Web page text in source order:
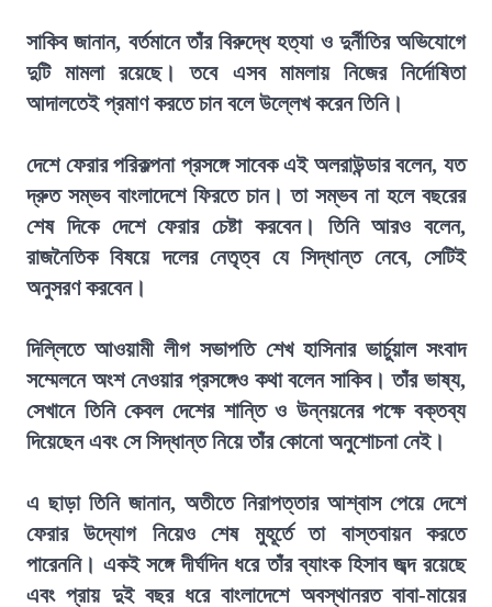
সাকিব জানান, বর্তমানে তাঁর বিরুদ্ধে হত্যা ও দুর্নীতির অভিযোগে
দুটি মামলা রয়েছে। তবে এসব মামলায় নিজের নির্দোষিতা
আদালতেই প্রমাণ করতে চান বলে উল্লেখ করেন তিনি।
দেশে ফেরার পরিকল্পনা প্রসঙ্গে সাবেক এই অলরাউন্ডার বলেন, যত
দ্রুত সম্ভব বাংলাদেশে ফিরতে চান। তা সম্ভব না হলে বছরের
শেষ দিকে দেশে ফেরার চেষ্টা করবেন। তিনি আরও বলেন,
রাজনৈতিক বিষয়ে দলের নেতৃত্ব যে সিদ্ধান্ত নেবে, সেটিই
অনুসরণ করবেন।
দিল্লিতে আওয়ামী লীগ সভাপতি শেখ হাসিনার ভার্চুয়াল সংবাদ
সম্মেলনে অংশ নেওয়ার প্রসঙ্গেও কথা বলেন সাকিব। তাঁর ভাষ্য,
সেখানে তিনি কেবল দেশের শান্তি ও উন্নয়নের পক্ষে বক্তব্য
দিয়েছেন এবং সে সিদ্ধান্ত নিয়ে তাঁর কোনো অনুশোচনা নেই।
এ ছাড়া তিনি জানান, অতীতে নিরাপত্তার আশ্বাস পেয়ে দেশে
ফেরার উদ্যোগ নিয়েও শেষ মুহূর্তে তা বাস্তবায়ন করতে
পারেননি। একই সঙ্গে দীর্ঘদিন ধরে তাঁর ব্যাংক হিসাব জব্দ রয়েছে
এবং প্রায় দুই বছর ধরে বাংলাদেশে অবস্থানরত বাবা-মায়ের